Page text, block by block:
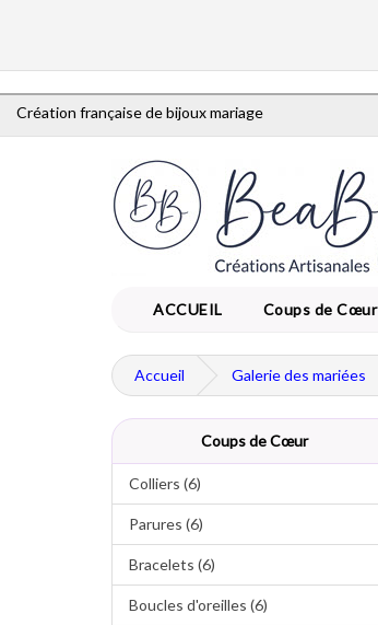
Création française de bijoux mariage
ACCUEIL Coups de Cœur
Accueil Galerie des mariées
Coups de Cœur
Colliers (6)
Parures (6)
Bracelets (6)
Boucles d'oreilles (6)